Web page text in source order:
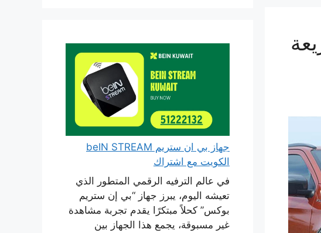
السريعة
جهاز بي ان ستريم beIN STREAM
الكويت مع اشتراك
في عالم الترفيه الرقمي المتطور الذي
تعيشه اليوم، يبرز جهاز “بي إن ستريم
بوكس” كحلاً مبتكرًا يقدم تجربة مشاهدة
غير مسبوقة، يجمع هذا الجهاز بين